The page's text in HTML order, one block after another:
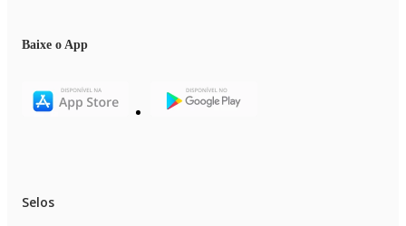
Baixe o App
Selos